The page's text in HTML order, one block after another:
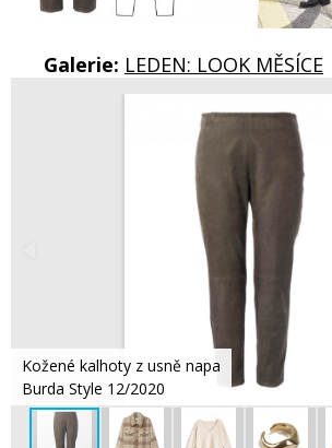
Galerie: LEDEN: LOOK MĚSÍCE
Kožené kalhoty z usně napa
Burda Style 12/2020